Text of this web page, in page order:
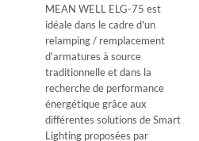
MEAN WELL ELG-75 est
idéale dans le cadre d'un
relamping / remplacement
d'armatures à source
traditionnelle et dans la
recherche de performance
énergétique grâce aux
différentes solutions de Smart
Lighting proposées par